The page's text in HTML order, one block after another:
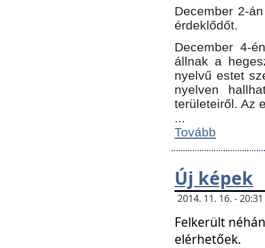
December 2-
érdeklődőt.
December 4-
állnak a
nyelvű estet
nyelven
területeiről. Az
...
Tovább
Új képek
2014. 11. 16. -
Felkerült
elérhetőek.